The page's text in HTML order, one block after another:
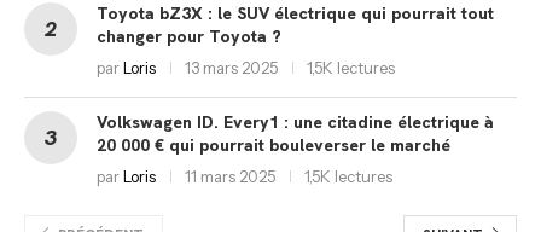
Toyota bZ3X : le SUV électrique qui pourrait tout
changer pour Toyota ?
parLoris 13 mars 2025 1,5K lectures
Volkswagen ID. Every1 : une citadine électrique à
20 000 € qui pourrait bouleverser le marché
parLoris 11 mars 2025 1,5K lectures